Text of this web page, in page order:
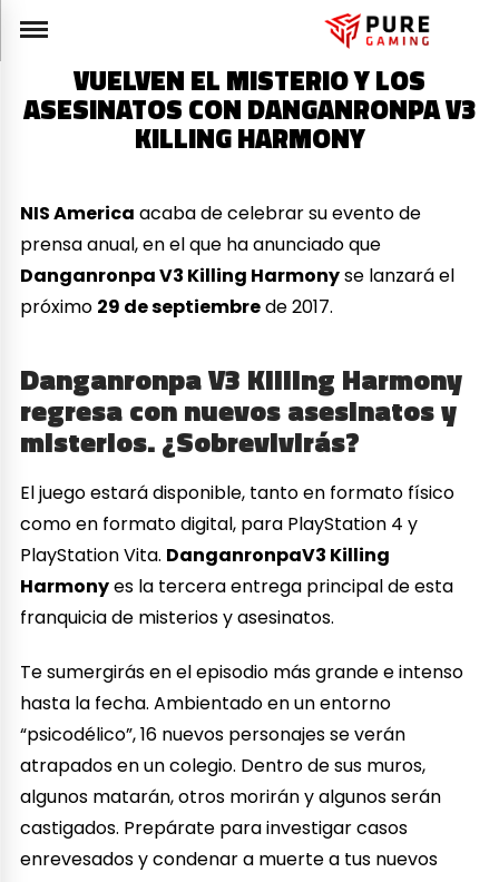
VUELVEN EL MISTERIO Y LOS
ASESINATOS CON DANGANRONPA V3
KILLING HARMONY
NIS America acaba de celebrar su evento de
prensa anual, en el que ha anunciado que
Danganronpa V3 Killing Harmonyse lanzará el
próximo 29 de septiembrede 2017.
Danganronpa V3 Killing Harmony
regresa con nuevos asesinatos y
misterios. ¿Sobrevivirás?
El juego estará disponible, tanto en formato físico
como en formato digital, para PlayStation 4 y
PlayStation Vita. DanganronpaV3 Killing
Harmonyes la tercera entrega principal de esta
franquicia de misterios y asesinatos.
Te sumergirás en el episodio más grande e intenso
hasta la fecha. Ambientado en un entorno
“psicodélico”, 16 nuevos personajes se verán
atrapados en un colegio. Dentro de sus muros,
algunos matarán, otros morirán y algunos serán
castigados. Prepárate para investigar casos
enrevesados y condenar a muerte a tus nuevos